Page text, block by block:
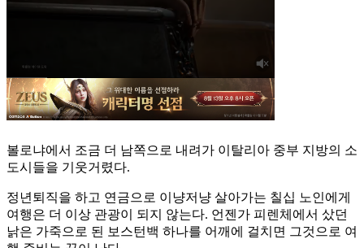
볼로냐에서 조금 더 남쪽으로 내려가 이탈리아 중부 지방의 소
도시들을 기웃거렸다.
정년퇴직을 하고 연금으로 이냥저냥 살아가는 칠십 노인에게
여행은 더 이상 관광이 되지 않는다. 언젠가 피렌체에서 샀던
낡은 가죽으로 된 보스턴백 하나를 어깨에 걸치면 그것으로 여